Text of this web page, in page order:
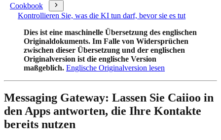
Cookbook
Kontrollieren Sie, was die KI tun darf, bevor sie es tut
Dies ist eine maschinelle Übersetzung des englischen
Originaldokuments. Im Falle von Widersprüchen
zwischen dieser Übersetzung und der englischen
Originalversion ist die englische Version
maßgeblich. Englische Originalversion lesen
Messaging Gateway: Lassen Sie Caiioo in
den Apps antworten, die Ihre Kontakte
bereits nutzen